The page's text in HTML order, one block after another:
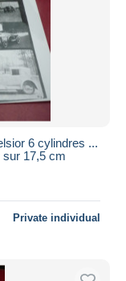
6 cylindres ...
17,5 cm
Private individual